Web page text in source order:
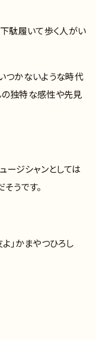
下駄履いて歩く人がい
つかないような時代
の独特な感性や先見
ージシャンとしては
うです。
」かまやつひろし